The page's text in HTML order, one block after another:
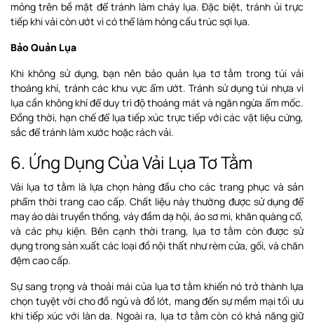
mỏng trên bề mặt để tránh làm cháy lụa. Đặc biệt, tránh ủi trực
tiếp khi vải còn ướt vì có thể làm hỏng cấu trúc sợi lụa.
Bảo Quản Lụa
Khi không sử dụng, bạn nên bảo quản lụa tơ tằm trong túi vải
thoáng khí, tránh các khu vực ẩm ướt. Tránh sử dụng túi nhựa vì
lụa cần không khí để duy trì độ thoáng mát và ngăn ngừa ẩm mốc.
Đồng thời, hạn chế để lụa tiếp xúc trực tiếp với các vật liệu cứng,
sắc để tránh làm xước hoặc rách vải.
6. Ứng Dụng Của Vải Lụa Tơ Tằm
Vải lụa tơ tằm là lựa chọn hàng đầu cho các trang phục và sản
phẩm thời trang cao cấp. Chất liệu này thường được sử dụng để
may áo dài truyền thống, váy đầm dạ hội, áo sơ mi, khăn quàng cổ,
và các phụ kiện. Bên cạnh thời trang, lụa tơ tằm còn được sử
dụng trong sản xuất các loại đồ nội thất như rèm cửa, gối, và chăn
đệm cao cấp.
Sự sang trọng và thoải mái của lụa tơ tằm khiến nó trở thành lựa
chọn tuyệt vời cho đồ ngủ và đồ lót, mang đến sự mềm mại tối ưu
khi tiếp xúc với làn da. Ngoài ra, lụa tơ tằm còn có khả năng giữ